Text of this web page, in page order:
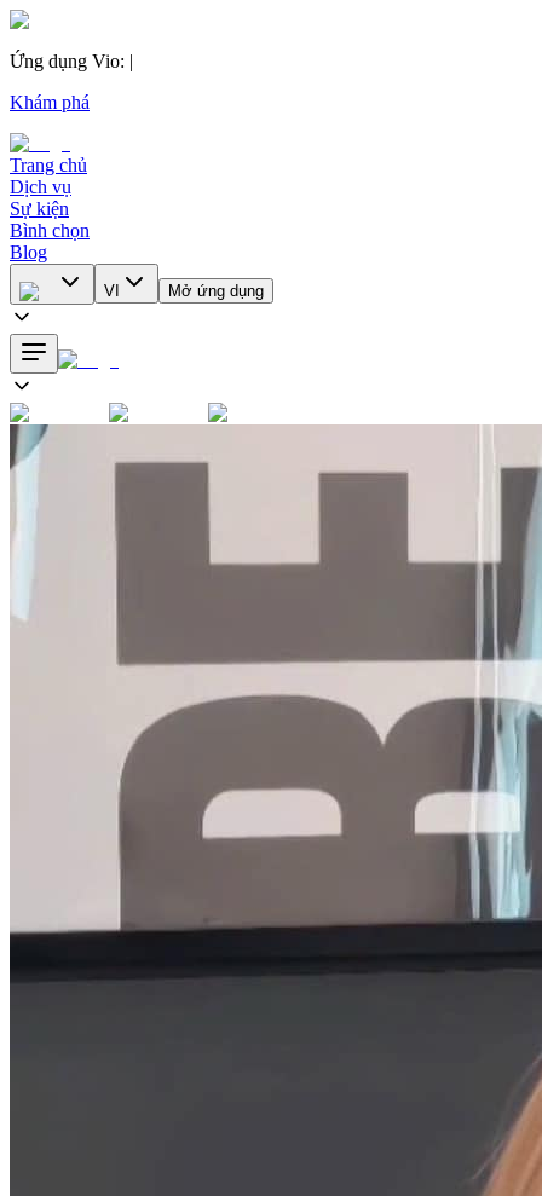
Ứng dụng Vio: |
Khám phá
Trang chủ
Dịch vụ
Sự kiện
Bình chọn
Blog
VI Mở ứng dụng